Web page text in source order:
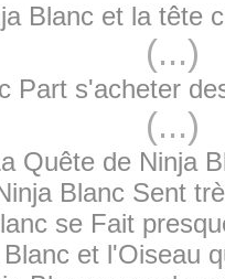
Blanc et la tête
(...)
Part s'acheter
(...)
Quête de Ninja
Blanc Sent
se Fait
Blanc et l'Oiseau